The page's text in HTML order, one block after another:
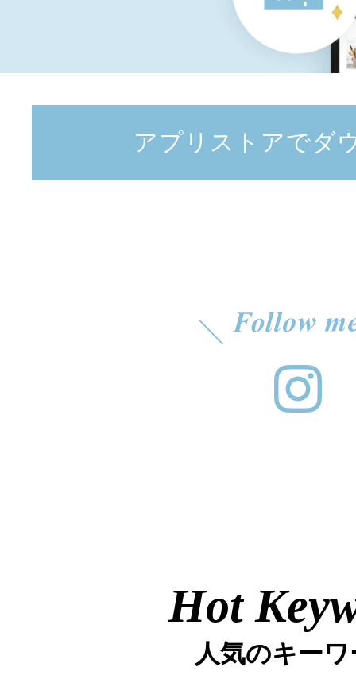
アプリストアでダ
Hot
人気のキー